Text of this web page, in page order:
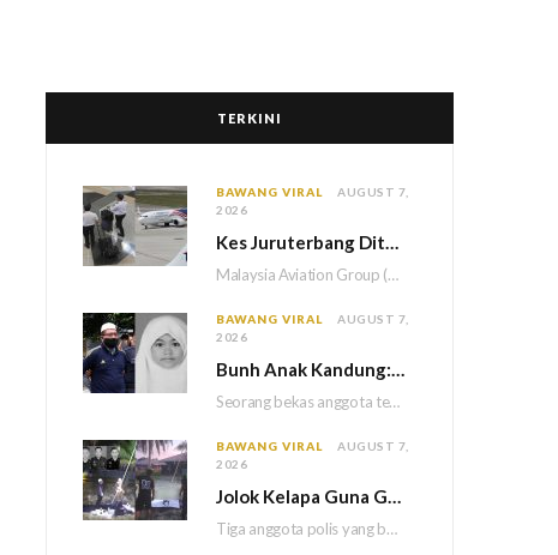
TERKINI
BAWANG VIRAL
AUGUST 7,
2026
Kes Juruterbang Ditahan Di Indonesia, MAG Wajibkan Saringan Dadah 1,260 Juruterbang Malaysia Airlines
Malaysia Aviation Group (MAG) akan melaksanakan saringan dadah mandatori terhadap semua juruterbang Malaysia Airlines sebagai…
BAWANG VIRAL
AUGUST 7,
2026
Bunh Anak Kandung: Bekas Anggota Tentera Terlepas Hukuman M
Seorang bekas anggota tentera terlepas daripada hukuman gantung selepas Mahkamah Persekutuan memutuskan untuk menggantikan hukuman…
BAWANG VIRAL
AUGUST 7,
2026
Jolok Kelapa Guna Galah Besi Berakhir Tragedi, Tiga Polis Maut Terkena Renjatan Elektrik
Tiga anggota polis yang bertugas di Balai Polis Weston maut selepas dipercayai terkena renjatan elektrik…